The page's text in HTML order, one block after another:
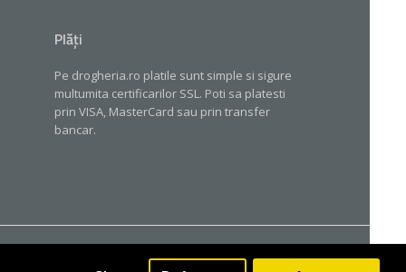
Plăți
Pe drogheria.ro platile sunt simple si sigure
multumita certificarilor SSL. Poti sa platesti
prin VISA, MasterCard sau prin transfer
bancar.